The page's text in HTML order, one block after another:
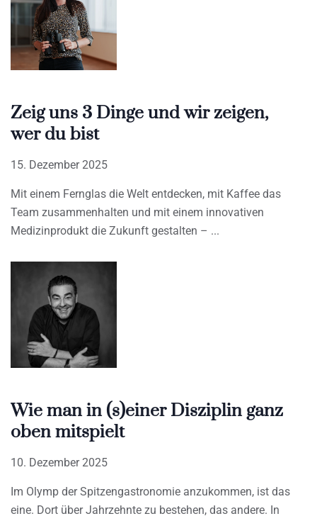
Zeig uns 3 Dinge und wir zeigen,
wer du bist
15. Dezember 2025
Mit einem Fernglas die Welt entdecken, mit Kaffee das
Team zusammenhalten und mit einem innovativen
Medizinprodukt die Zukunft gestalten –
Wie man in (s)einer Disziplin ganz
oben mitspielt
10. Dezember 2025
Im Olymp der Spitzengastronomie anzukommen, ist das
eine. Dort über Jahrzehnte zu bestehen, das andere. In